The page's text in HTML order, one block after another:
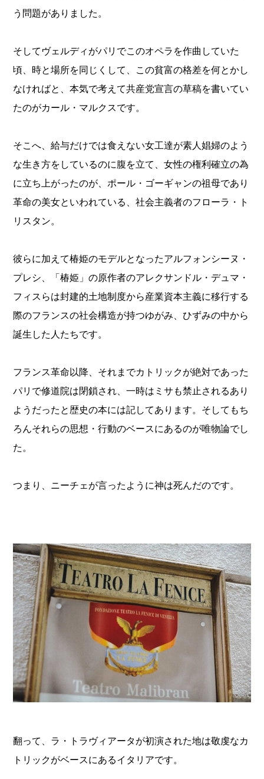
う問題がありました。
そしてヴェルディがパリでこのオペラを作曲していた
頃、時と場所を同じくして、この貧富の格差を何とかし
なければと、本気で考えて共産党宣言の草稿を書いてい
たのがカール・マルクスです。
そこへ、給与だけでは食えない女工達が素人娼婦のよう
な生き方をしているのに腹を立て、女性の権利確立の為
に立ち上がったのが、ポール・ゴーギャンの祖母であり
革命の美女といわれている、社会主義者のフローラ・ト
リスタン。
彼らに加えて椿姫のモデルとなったアルフォンシーヌ・
プレシ、「椿姫」の原作者のアレクサンドル・デュマ・
フィスらは封建的土地制度から産業資本主義に移行する
際のフランスの社会構造が持つゆがみ、ひずみの中から
誕生した人たちです。
フランス革命以降、それまでカトリックが絶対であった
パリで修道院は閉鎖され、一時はミサも禁止されるあり
ようだったと歴史の本には記してあります。そしてもち
ろんそれらの思想・行動のベースにあるのが唯物論でし
た。
つまり、ニーチェが言ったように神は死んだのです。
翻って、ラ・トラヴィアータが初演された地は敬虔なカ
トリックがベースにあるイタリアです。